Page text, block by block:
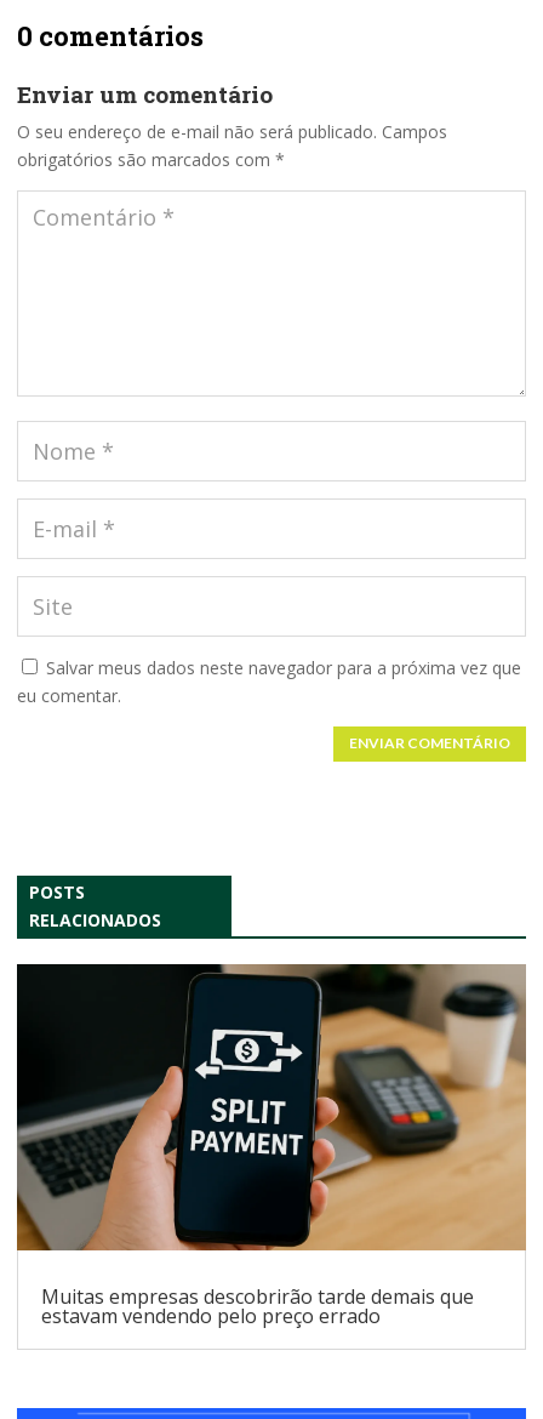
0 comentários
Enviar um comentário
O seu endereço de e-mail não será publicado. Campos
obrigatórios são marcados com *
Salvar meus dados neste navegador para a próxima vez que
eu comentar.
ENVIAR COMENTÁRIO
POSTS
RELACIONADOS
Muitas empresas descobrirão tarde demais que
estavam vendendo pelo preço errado